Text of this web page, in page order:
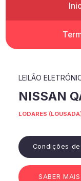
LEILÃO
NISSAN
LODARES
Condições
SABER MAIS